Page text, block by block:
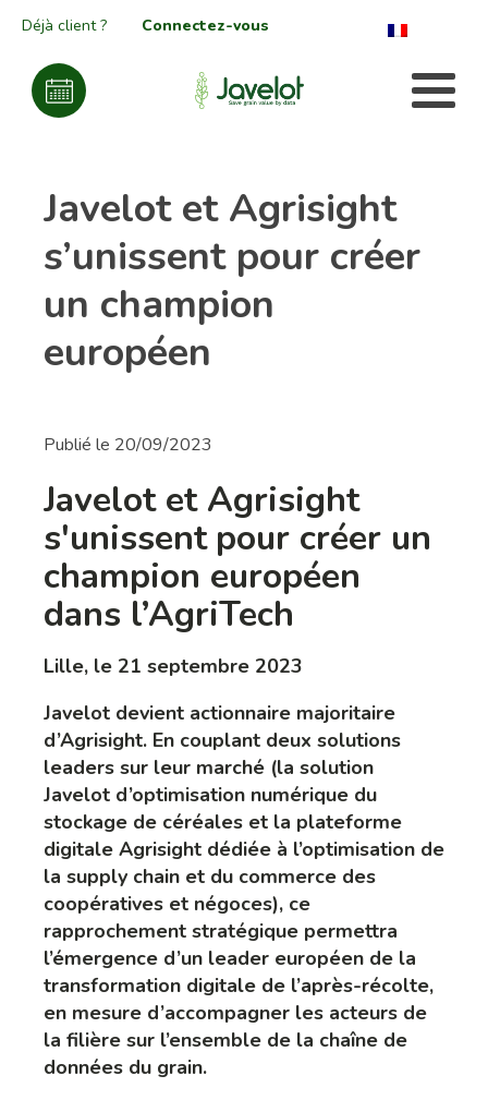
Déjà client ? Connectez-vous
Javelot et Agrisight
s’unissent pour créer
un champion
européen
Publié le 20/09/2023
Javelot et Agrisight
s'unissent pour créer un
champion européen
dans l’AgriTech
Lille, le 21 septembre 2023
Javelot devient actionnaire majoritaire
d’Agrisight. En couplant deux solutions
leaders sur leur marché (la solution
Javelot d’optimisation numérique du
stockage de céréales et la plateforme
digitale Agrisight dédiée à l’optimisation de
la supply chain et du commerce des
coopératives et négoces), ce
rapprochement stratégique permettra
l’émergence d’un leader européen de la
transformation digitale de l’après-récolte,
en mesure d’accompagner les acteurs de
la filière sur l’ensemble de la chaîne de
données du grain.